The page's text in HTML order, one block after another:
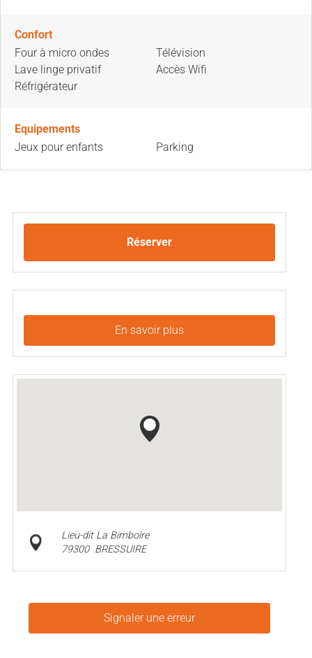
Confort
Four à micro ondes
Lave linge privatif
Réfrigérateur
Télévision
Accès Wifi
Equipements
Jeux pour enfants
Parking
Réserver
En savoir plus
Lieu-dit La Bimboire
79300 BRESSUIRE
Signaler une erreur